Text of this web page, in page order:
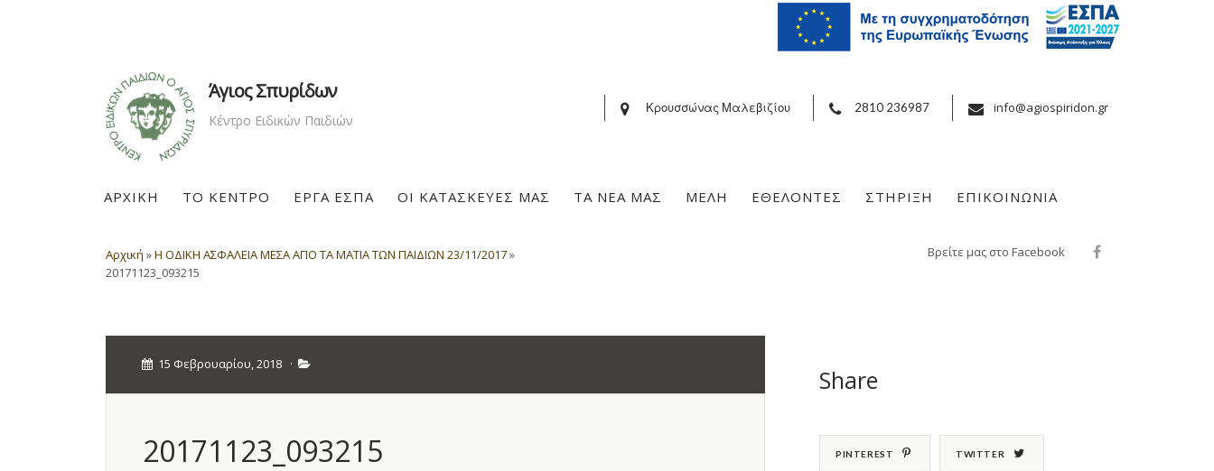
Άγιος Σπυρίδων
Κέντρο Ειδικών Παιδιών
Κρουσσώνας Μαλεβιζίου 2810 236987 info@agiospiridon.gr
ΑΡΧΙΚΗ ΤΟ ΚΕΝΤΡΟ ΕΡΓΑ ΕΣΠΑ ΟΙ ΚΑΤΑΣΚΕΥΕΣ ΜΑΣ ΤΑ ΝΕΑ ΜΑΣ ΜΕΛΗ ΕΘΕΛΟΝΤΕΣ ΣΤΗΡΙΞΗ ΕΠΙΚΟΙΝΩΝΙΑ
Αρχική »Η ΟΔΙΚΗ ΑΣΦΑΛΕΙΑ ΜΕΣΑ ΑΠΟ ΤΑ ΜΑΤΙΑ ΤΩΝ ΠΑΙΔΙΩΝ 23/11/2017»
20171123_093215
Βρείτε μας στο Facebook
15 Φεβρουαρίου, 2018 ·
20171123_093215
Share
PINTEREST TWITTER